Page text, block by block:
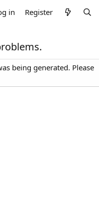
in Register
being generated. Please